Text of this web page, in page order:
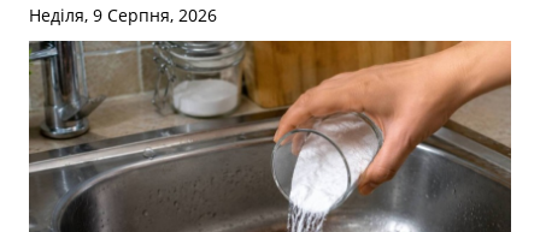
Неділя, 9 Серпня, 2026